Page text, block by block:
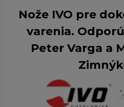
Nože IVO pre
varenia.
Peter Varga a